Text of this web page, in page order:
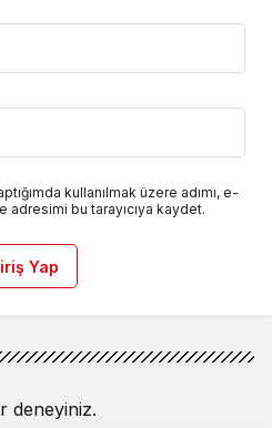
kullanılmak üzere adımı, e-
bu tarayıcıya kaydet.
Yap
deneyiniz.